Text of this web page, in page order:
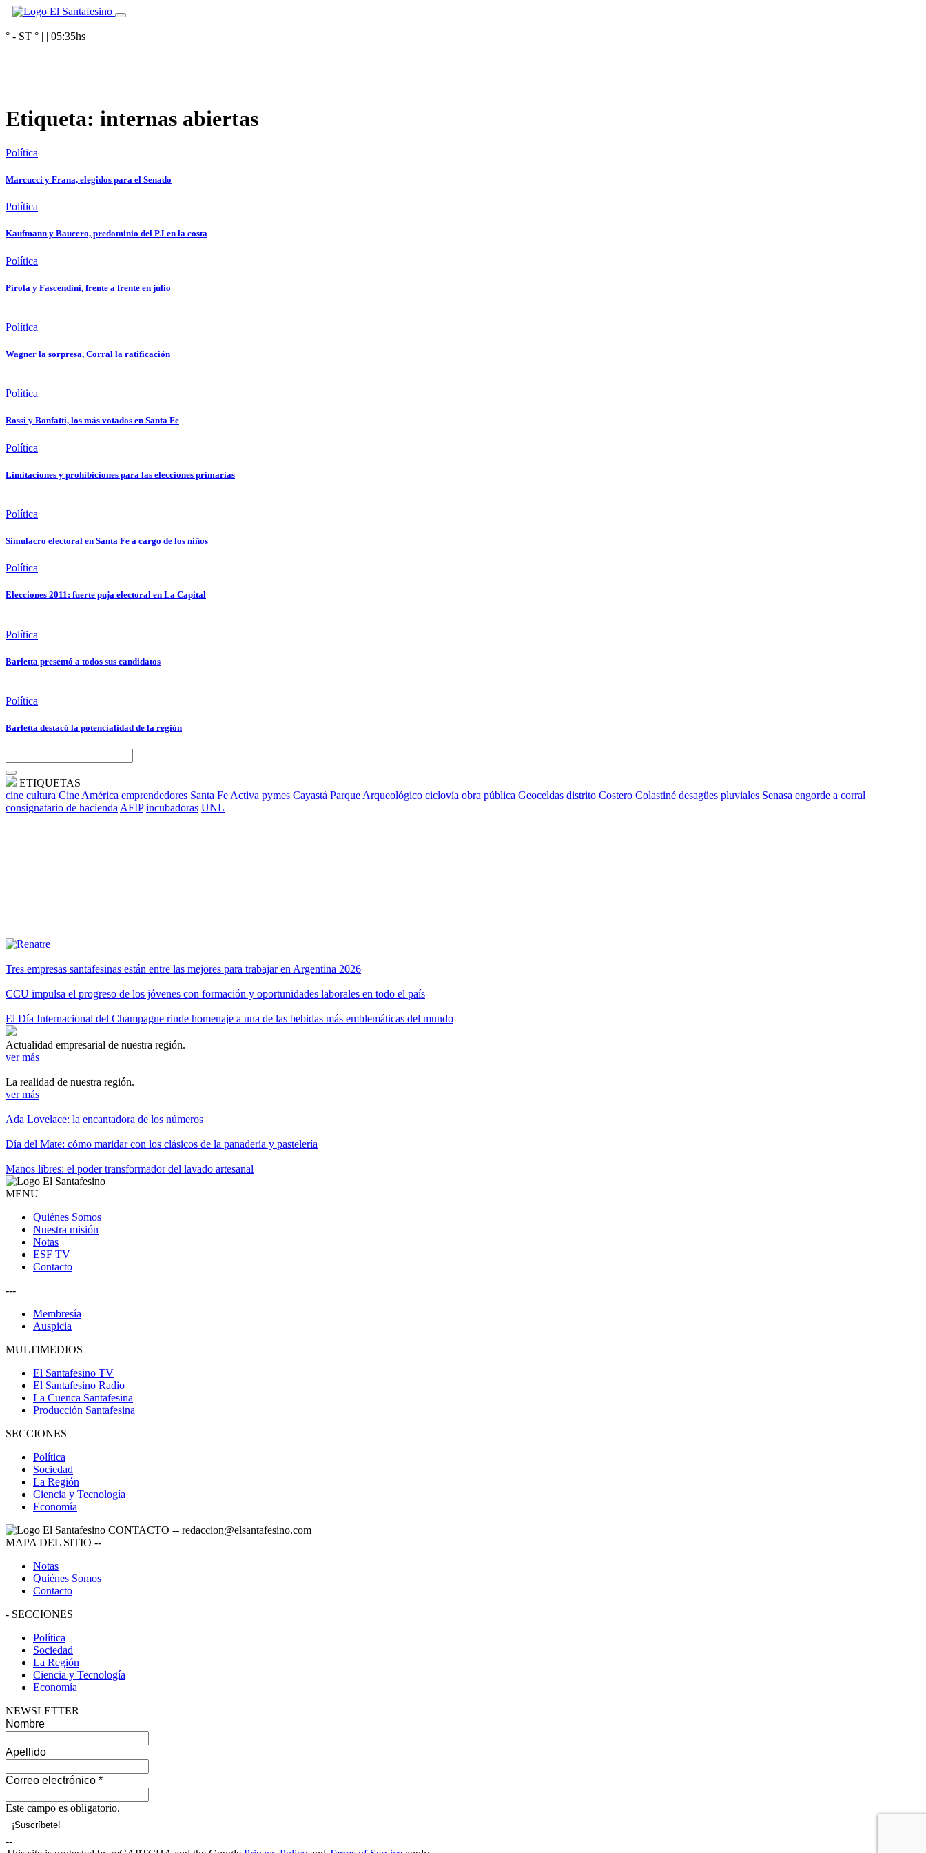
° - ST ° | | 05:35hs
Etiqueta: internas abiertas
Política
Marcucci y Frana, elegidos para el Senado
Política
Kaufmann y Baucero, predominio del PJ en la costa
Política
Pirola y Fascendini, frente a frente en julio
Política
Wagner la sorpresa, Corral la ratificación
Política
Rossi y Bonfatti, los más votados en Santa Fe
Política
Limitaciones y prohibiciones para las elecciones primarias
Política
Simulacro electoral en Santa Fe a cargo de los niños
Política
Elecciones 2011: fuerte puja electoral en La Capital
Política
Barletta presentó a todos sus candidatos
Política
Barletta destacó la potencialidad de la región
ETIQUETAS
cine cultura Cine América emprendedores Santa Fe Activa pymes Cayastá Parque Arqueológico ciclovía obra pública Geoceldas distrito Costero Colastiné desagües pluviales Senasa engorde a corral
consignatario de hacienda AFIP incubadoras UNL
Tres empresas santafesinas están entre las mejores para trabajar en Argentina 2026
CCU impulsa el progreso de los jóvenes con formación y oportunidades laborales en todo el país
El Día Internacional del Champagne rinde homenaje a una de las bebidas más emblemáticas del mundo
Actualidad empresarial de nuestra región.
ver más
La realidad de nuestra región.
ver más
Ada Lovelace: la encantadora de los números
Día del Mate: cómo maridar con los clásicos de la panadería y pastelería
Manos libres: el poder transformador del lavado artesanal
MENU
Quiénes Somos
Nuestra misión
Notas
ESF TV
Contacto
---
Membresía
Auspicia
MULTIMEDIOS
El Santafesino TV
El Santafesino Radio
La Cuenca Santafesina
Producción Santafesina
SECCIONES
Política
Sociedad
La Región
Ciencia y Tecnología
Economía
CONTACTO -- redaccion@elsantafesino.com
MAPA DEL SITIO --
Notas
Quiénes Somos
Contacto
- SECCIONES
Política
Sociedad
La Región
Ciencia y Tecnología
Economía
NEWSLETTER
Nombre
Apellido
Correo electrónico *
Este campo es obligatorio.
--